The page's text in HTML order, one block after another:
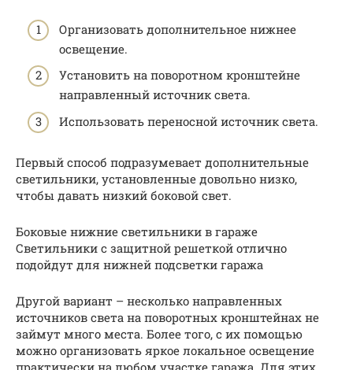
Организовать дополнительное нижнее
освещение.
Установить на поворотном кронштейне
направленный источник света.
Использовать переносной источник света.
Первый способ подразумевает дополнительные
светильники, установленные довольно низко,
чтобы давать низкий боковой свет.
Боковые нижние светильники в гараже
Светильники с защитной решеткой отлично
подойдут для нижней подсветки гаража
Другой вариант – несколько направленных
источников света на поворотных кронштейнах не
займут много места. Более того, с их помощью
можно организовать яркое локальное освещение
практически на любом участке гаража. Для этих